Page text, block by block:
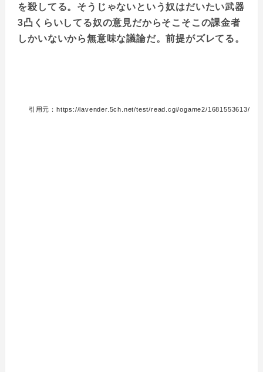
を殺してる。そうじゃないという奴はだいたい武器
3凸くらいしてる奴の意見だからそこそこの課金者
しかいないから無意味な議論だ。前提がズレてる。
引用元：https://lavender.5ch.net/test/read.cgi/ogame2/1681553613/